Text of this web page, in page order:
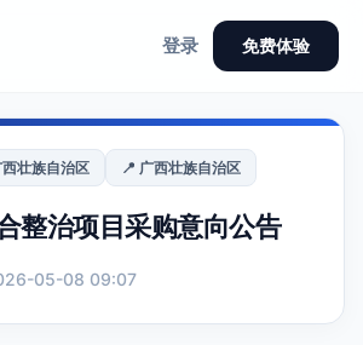
登录 免费体验
西壮族自治区 📍 广西壮族自治区
整治项目采购意向公告
05-08 09:07